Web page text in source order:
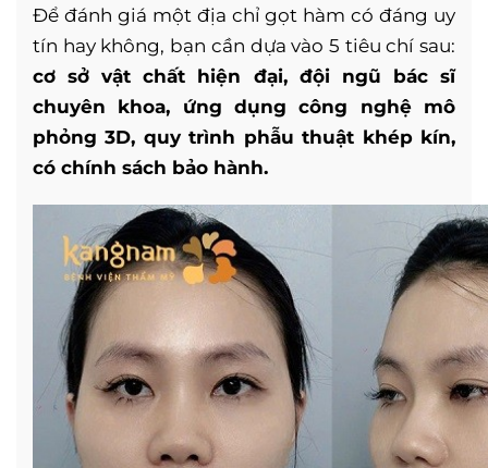
Để đánh giá một địa chỉ gọt hàm có đáng uy
tín hay không, bạn cần dựa vào 5 tiêu chí sau:
cơ sở vật chất hiện đại, đội ngũ bác sĩ
chuyên khoa, ứng dụng công nghệ mô
phỏng 3D, quy trình phẫu thuật khép kín,
có chính sách bảo hành.